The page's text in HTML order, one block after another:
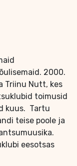
2000.
Triinu Nutt, kes
toimusid
kuus. Tartu
teise poole ja
eesotsas